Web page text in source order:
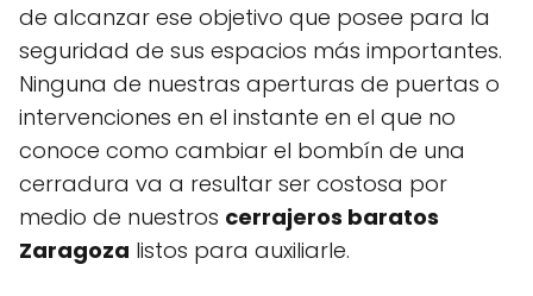
de alcanzar ese objetivo que posee para la
seguridad de sus espacios más importantes.
Ninguna de nuestras aperturas de puertas o
intervenciones en el instante en el que no
conoce como cambiar el bombín de una
cerradura va a resultar ser costosa por
medio de nuestros cerrajeros baratos
Zaragoza listos para auxiliarle.